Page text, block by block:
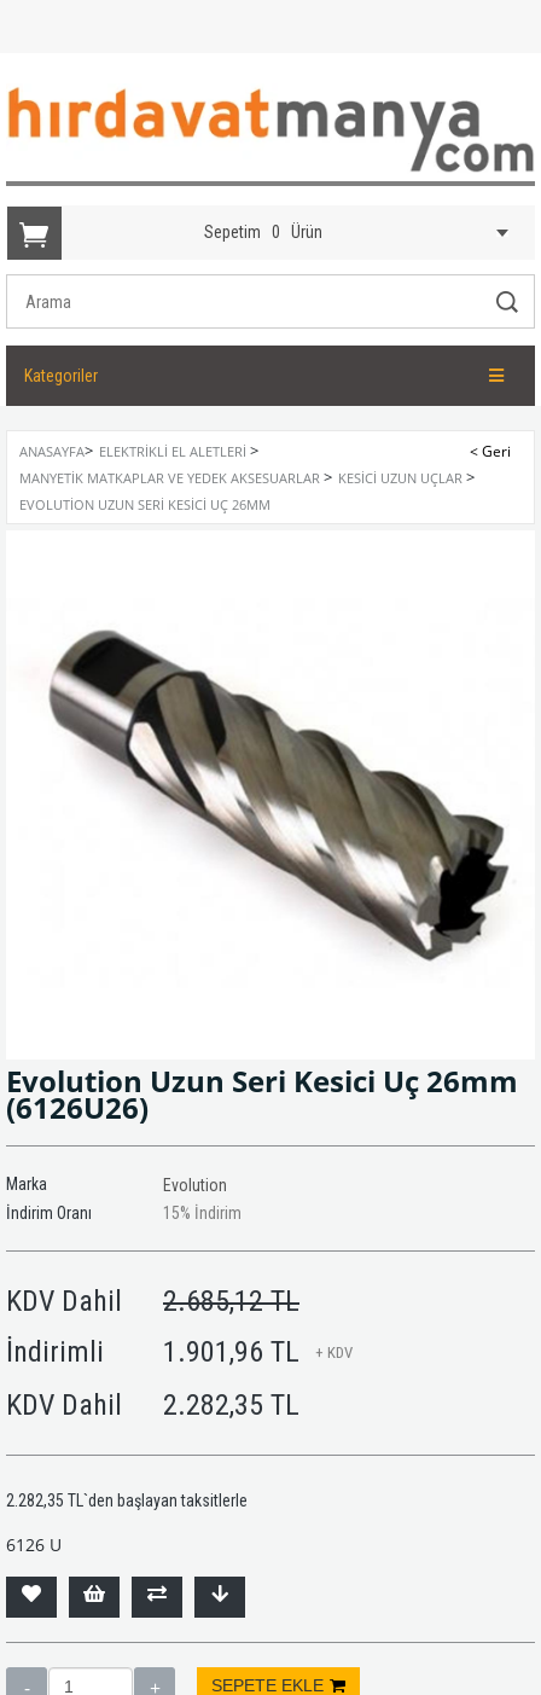
Sepetim 0 Ürün
Kategoriler
ANASAYFA> ELEKTRIKLI EL ALETLERI >
MANYETIK MATKAPLAR VE YEDEK AKSESUARLAR > KESICI UZUN UÇLAR >
EVOLUTION UZUN SERI KESICI UÇ 26MM
Evolution Uzun Seri Kesici Uç 26mm
(6126U26)
Marka
Evolution
İndirim Oranı
%
15 İndirim
KDV Dahil
2.685,12 TL
İndirimli
1.901,96 TL + KDV
KDV Dahil 2.282,35 TL
2.282,35 TL `den başlayan taksitlerle
6126 U